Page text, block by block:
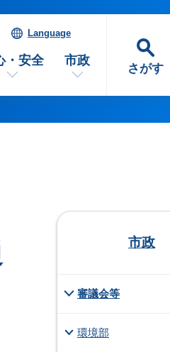
さがす
Language
・安全 市政
市政
審議会等
環境部